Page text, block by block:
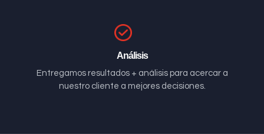
Análisis
Entregamos resultados + análisis para acercar a
nuestro cliente a mejores decisiones.